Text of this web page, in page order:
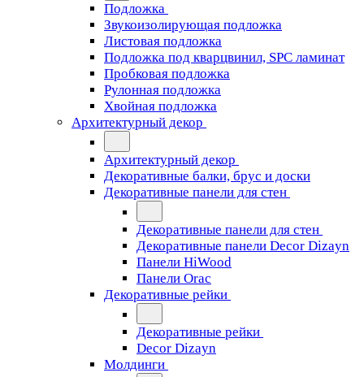
Подложка
Звукоизолирующая подложка
Листовая подложка
Подложка под кварцвинил, SPC ламинат
Пробковая подложка
Рулонная подложка
Хвойная подложка
Архитектурный декор
Архитектурный декор
Декоративные балки, брус и доски
Декоративные панели для стен
Декоративные панели для стен
Декоративные панели Decor Dizayn
Панели HiWood
Панели Orac
Декоративные рейки
Декоративные рейки
Decor Dizayn
Молдинги